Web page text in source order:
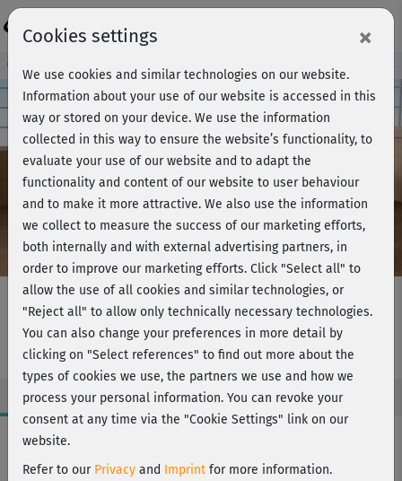
Play
Video
Course preview - join now!
Marcels Step Workout - Teil 1 & 2
Workout Facts
intermediate
Cookies settings ×
We use cookies and similar technologies on our website.
Information about your use of our website is accessed in this
way or stored on your device. We use the information
collected in this way to ensure the website’s functionality, to
evaluate your use of our website and to adapt the
functionality and content of our website to user behaviour
and to make it more attractive. We also use the information
we collect to measure the success of our marketing efforts,
both internally and with external advertising partners, in
order to improve our marketing efforts. Click "Select all" to
allow the use of all cookies and similar technologies, or
"Reject all" to allow only technically necessary technologies.
You can also change your preferences in more detail by
clicking on "Select references" to find out more about the
types of cookies we use, the partners we use and how we
process your personal information. You can revoke your
consent at any time via the "Cookie Settings" link on our
website.
Refer to our Privacy and Imprint for more information.